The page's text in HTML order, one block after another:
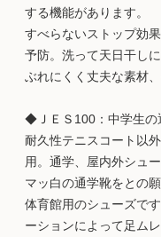
する機能があります。
すべらないストップ効
予防。洗って天日干し
ぶれにくく丈夫な素材
◆ＪＥＳ100：中学生の
耐久性テニスコート以
用。通学、屋内外シュー
マッ白の通学靴をとの
体育館用のシューズで
ーションによって足ム